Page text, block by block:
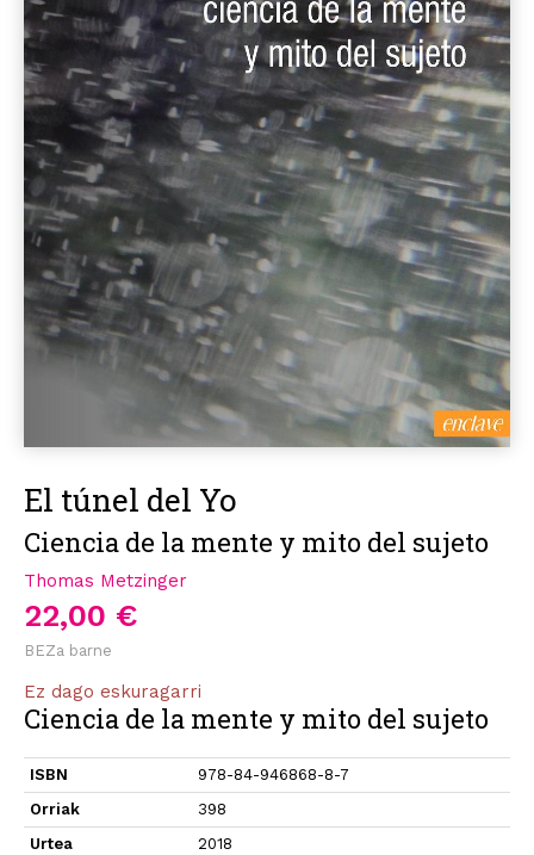
El túnel del Yo
Ciencia de la mente y mito del sujeto
Thomas Metzinger
22,00 €
BEZa barne
Ez dago eskuragarri
Ciencia de la mente y mito del sujeto
ISBN
978-84-946868-8-7
Orriak
398
Urtea
2018